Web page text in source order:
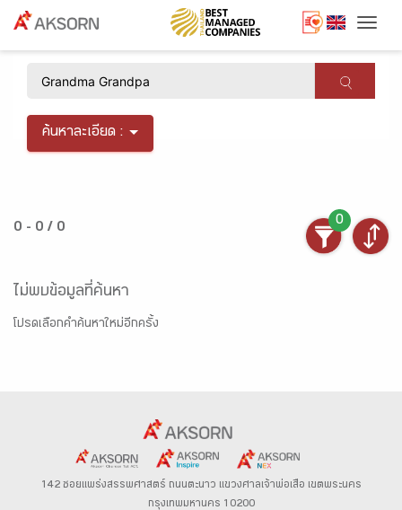
ค้นหาละเอียด :
0 - 0 / 0
0
ไม่พบข้อมูลที่ค้นหา
โปรดเลือกคำค้นหาใหม่อีกครั้ง
142 ซอยแพร่งสรรพศาสตร์ ถนนตะนาว แขวงศาลเจ้าพ่อเสือ เขตพระนคร
กรุงเทพมหานคร 10200